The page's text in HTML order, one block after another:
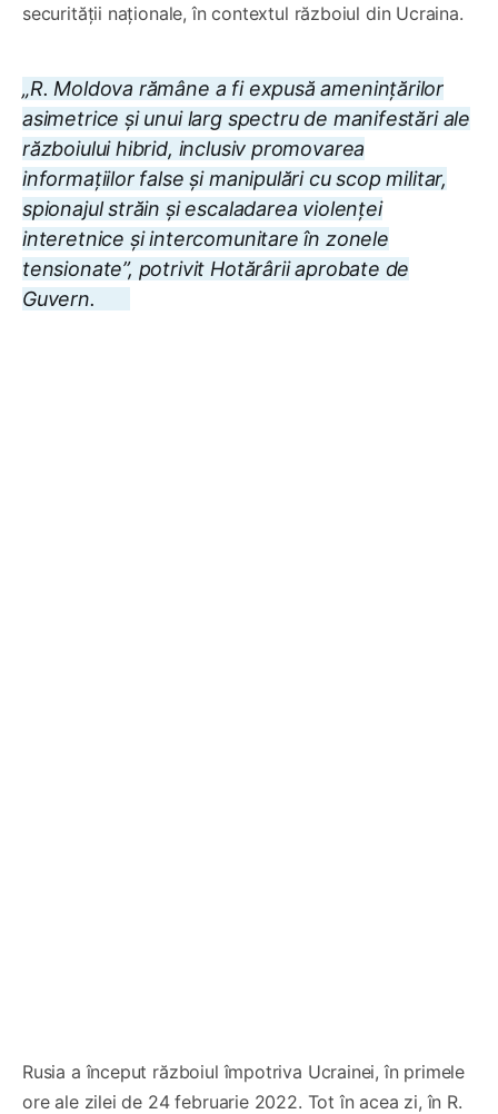
securității naționale, în contextul războiul din Ucraina.
„R. Moldova rămâne a fi expusă amenințărilor
asimetrice și unui larg spectru de manifestări ale
războiului hibrid, inclusiv promovarea
informațiilor false și manipulări cu scop militar,
spionajul străin și escaladarea violenței
interetnice și intercomunitare în zonele
tensionate”, potrivit Hotărârii aprobate de
Guvern.
Rusia a început războiul împotriva Ucrainei, în primele
ore ale zilei de 24 februarie 2022. Tot în acea zi, în R.